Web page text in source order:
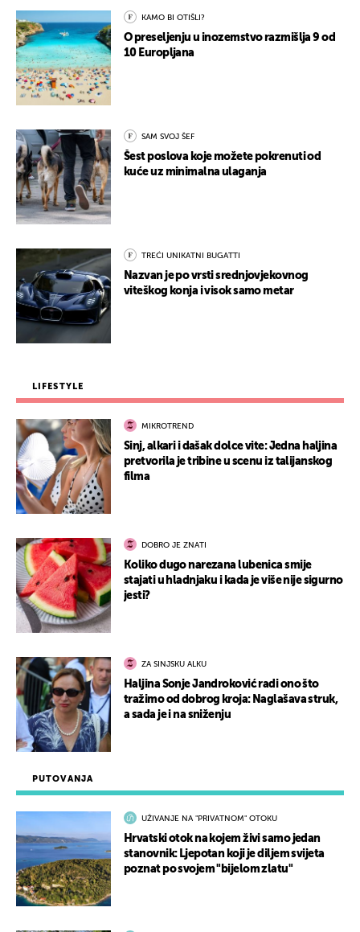
PUTOVANJA
UŽIVANJE NA "PRIVATNOM" OTOKU
Hrvatski otok na kojem živi samo jedan
stanovnik: Ljepotan koji je diljem svijeta
poznat po svojem "bijelom zlatu"
KAMO BI OTIŠLI?
O preseljenju u inozemstvo razmišlja 9 od
10 Europljana
SAM SVOJ ŠEF
Šest poslova koje možete pokrenuti od
kuće uz minimalna ulaganja
TREĆI UNIKATNI BUGATTI
Nazvan je po vrsti srednjovjekovnog
viteškog konja i visok samo metar
LIFESTYLE
MIKROTREND
Sinj, alkari i dašak dolce vite: Jedna haljina
pretvorila je tribine u scenu iz talijanskog
filma
DOBRO JE ZNATI
Koliko dugo narezana lubenica smije
stajati u hladnjaku i kada je više nije sigurno
jesti?
ZA SINJSKU ALKU
Haljina Sonje Jandroković radi ono što
tražimo od dobrog kroja: Naglašava struk,
a sada je i na sniženju